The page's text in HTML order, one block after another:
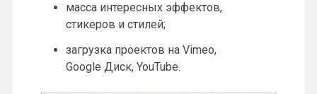
масса интересных эффектов,
стикеров и стилей;
загрузка проектов на Vimeo,
Google Диск, YouTube.